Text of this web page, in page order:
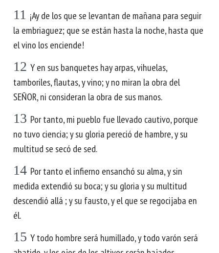
11 ¡Ay de los que se levantan de mañana para seguir
la embriaguez; que se están hasta la noche, hasta que
el vino los enciende!
12 Y en sus banquetes hay arpas, vihuelas,
tamboriles, flautas, y vino; y no miran la obra del
SEÑOR, ni consideran la obra de sus manos.
13 Por tanto, mi pueblo fue llevado cautivo, porque
no tuvo ciencia; y su gloria pereció de hambre, y su
multitud se secó de sed.
14 Por tanto el infierno ensanchó su alma, y sin
medida extendió su boca; y su gloria y su multitud
descendió allá ; y su fausto, y el que se regocijaba en
él.
15 Y todo hombre será humillado, y todo varón será